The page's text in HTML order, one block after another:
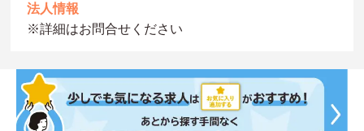
法人情報
※詳細はお問合せください